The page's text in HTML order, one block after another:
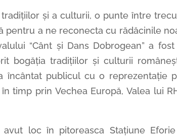
tradițiilor și a culturii, o punte între
pentru a ne reconecta cu rădăcinile
“Cânt și Dans Dobrogean” a
bogăția tradițiilor și culturii
încântat publicul cu o reprezentație
timp prin Vechea Europă, Valea lui
avut loc în pitoreasca Stațiune